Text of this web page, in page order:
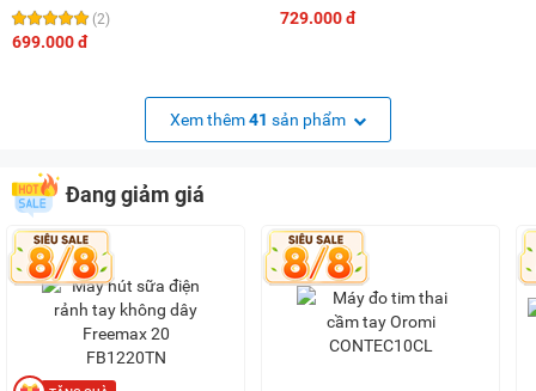
(2)
699.000 đ
729.000 đ
Xem thêm41 sản phẩm
Đang giảm giá